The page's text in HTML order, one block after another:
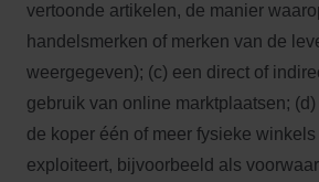
vertoonde artikelen, de manier
handelsmerken of merken van de
weergegeven); (c) een direct of
gebruik van online marktplaatsen;
de koper één of meer fysieke
exploiteert, bijvoorbeeld als